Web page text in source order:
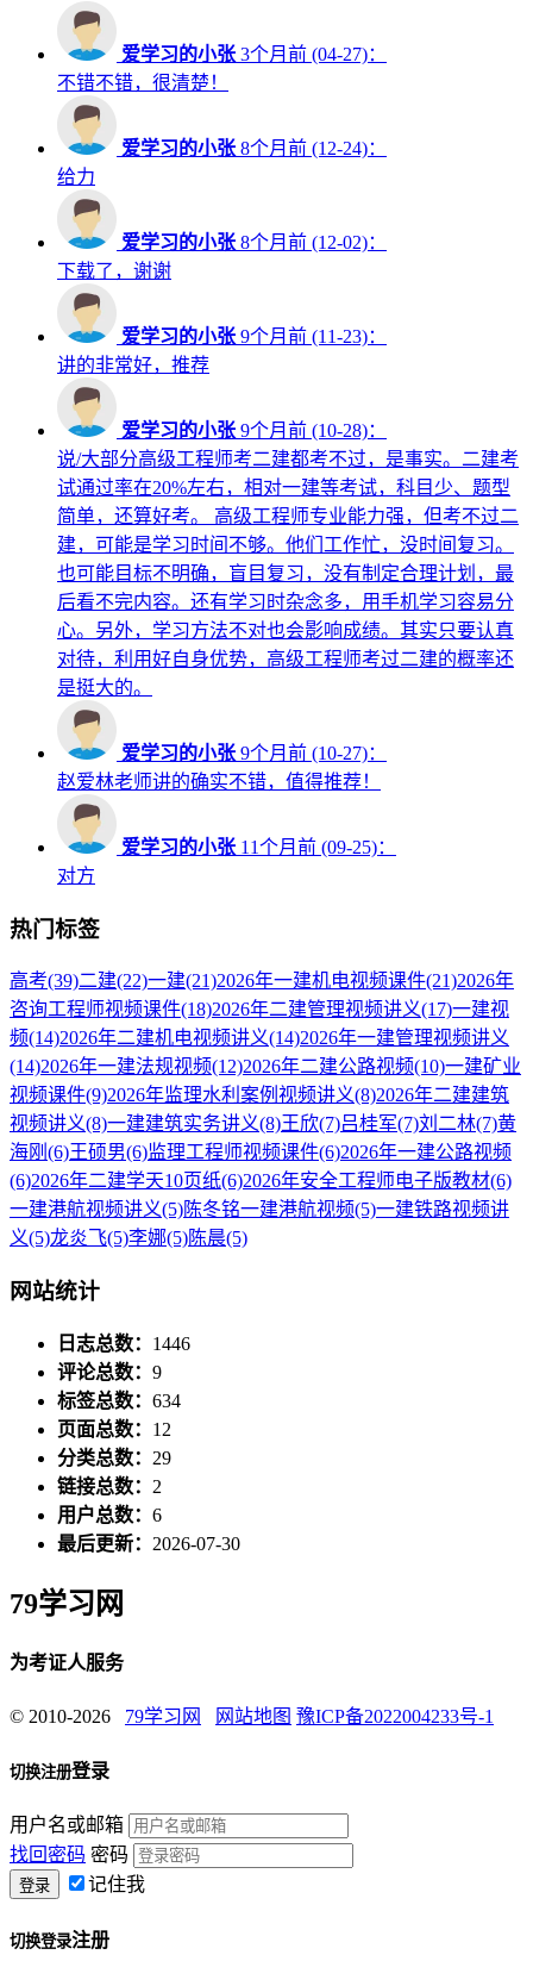
爱学习的小张 3个月前 (04-27)：
不错不错，很清楚！
爱学习的小张 8个月前 (12-24)：
给力
爱学习的小张 8个月前 (12-02)：
下载了，谢谢
爱学习的小张 9个月前 (11-23)：
讲的非常好，推荐
爱学习的小张 9个月前 (10-28)：
说/大部分高级工程师考二建都考不过，是事实。二建考
试通过率在20%左右，相对一建等考试，科目少、题型
简单，还算好考。 高级工程师专业能力强，但考不过二
建，可能是学习时间不够。他们工作忙，没时间复习。
也可能目标不明确，盲目复习，没有制定合理计划，最
后看不完内容。还有学习时杂念多，用手机学习容易分
心。另外，学习方法不对也会影响成绩。其实只要认真
对待，利用好自身优势，高级工程师考过二建的概率还
是挺大的。
爱学习的小张 9个月前 (10-27)：
赵爱林老师讲的确实不错，值得推荐！
爱学习的小张 11个月前 (09-25)：
对方
热门标签
高考(39)二建(22)一建(21)2026年一建机电视频课件(21)2026年
咨询工程师视频课件(18)2026年二建管理视频讲义(17)一建视
频(14)2026年二建机电视频讲义(14)2026年一建管理视频讲义
(14)2026年一建法规视频(12)2026年二建公路视频(10)一建矿业
视频课件(9)2026年监理水利案例视频讲义(8)2026年二建建筑
视频讲义(8)一建建筑实务讲义(8)王欣(7)吕桂军(7)刘二林(7)黄
海刚 (6)王硕男(6)监理工程师视频课件(6)2026年一建公路视频
(6)2026年二建学天10页纸(6)2026年安全工程师电子版教材(6)
一建港航视频讲义(5)陈冬铭一建港航视频(5)一建铁路视频讲
义(5)龙炎飞(5)李娜(5)陈晨(5)
网站统计
日志总数： 1446
评论总数： 9
标签总数： 634
页面总数： 12
分类总数： 29
链接总数： 2
用户总数： 6
最后更新： 2026-07-30
79学习网
为考证人服务
© 2010-2026 79学习网 网站地图 豫ICP备2022004233号-1
切换注册登录
用户名或邮箱
找回密码 密码
记住我
切换登录注册